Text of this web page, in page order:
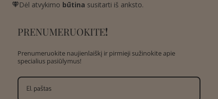
Dėl atvykimo būtina susitarti iš anksto.
PRENUMERUOKITE!
Prenumeruokite naujienlaiškį ir pirmieji sužinokite apie
specialius pasiūlymus!